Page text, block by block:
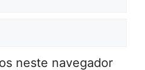
neste navegador